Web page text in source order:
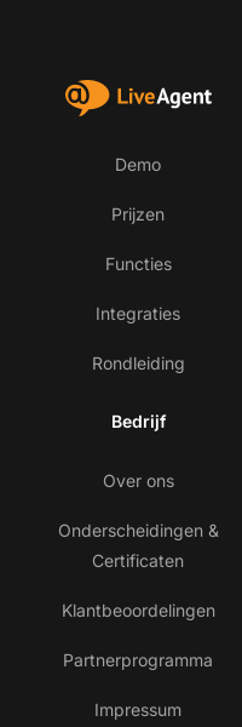
Demo
Prijzen
Functies
Integraties
Rondleiding
Bedrijf
Over ons
Onderscheidingen &
Certificaten
Klantbeoordelingen
Partnerprogramma
Impressum